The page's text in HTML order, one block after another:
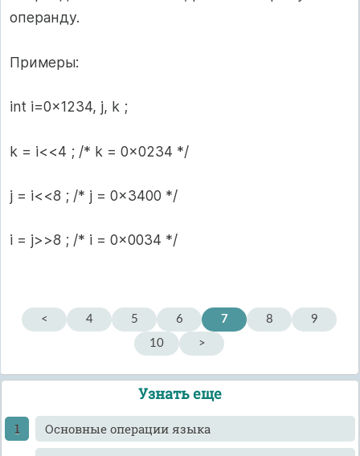
операнду.
Примеры:
int i=0x1234, j, k ;
k = i<<4 ; /* k = 0x0234 */
j = i<<8 ; /* j = 0x3400 */
i = j>>8 ; /* i = 0x0034 */
< 4 5 6 7 8
9
10
>
Узнать еще
Ocновные операции языка